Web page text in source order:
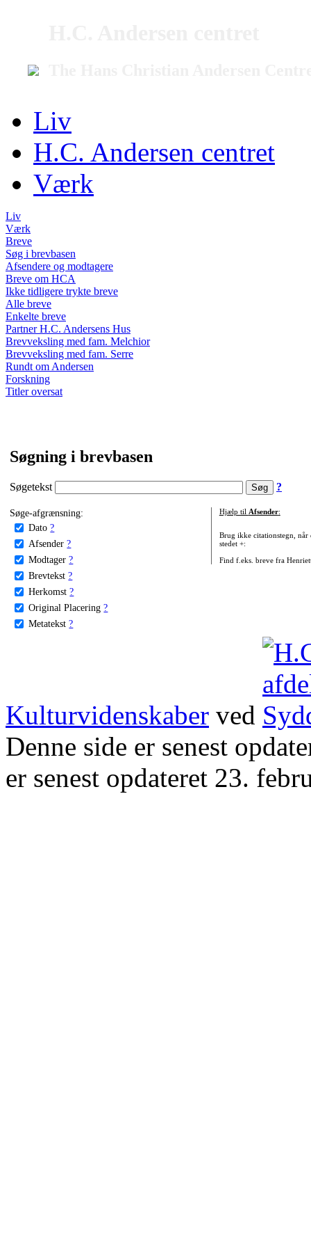
Liv
H.C. Andersen centret
Værk
Liv
Værk
Breve
Søg i brevbasen
Afsendere og modtagere
Breve om HCA
Ikke tidligere trykte breve
Alle breve
Enkelte breve
Partner H.C. Andersens Hus
Brevveksling med fam. Melchior
Brevveksling med fam. Serre
Rundt om Andersen
Forskning
Titler oversat
Søgning i brevbasen
Søgetekst ?
Søge-afgrænsning:
Dato ?
Afsender ?
Modtager ?
Brevtekst ?
Herkomst ?
Original Placering ?
Metatekst ?
Hjælp til Afsender:
Brug ikke citationstegn, når
stedet +:
Find f.eks. breve fra
Kulturvidenskaber ved
Denne side er senest
er senest opdateret 23.